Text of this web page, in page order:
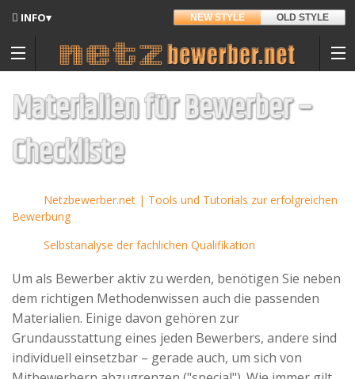
NEW STYLE OLD STYLE
INFO▾
Updates
Entwickler
Hintergrund
Nutzungsbedingungen
Spenden
Advertiser
Materialien für Bewerber –
Checkliste
Netzbewerber.net | Tools und Tutorials zur erfolgreichen
Bewerbung
Selbstanalyse der fachlichen Qualifikation
Um als Bewerber aktiv zu werden, benötigen Sie neben
dem richtigen Methodenwissen auch die passenden
Materialien. Einige davon gehören zur
Grundausstattung eines jeden Bewerbers, andere sind
individuell einsetzbar – gerade auch, um sich von